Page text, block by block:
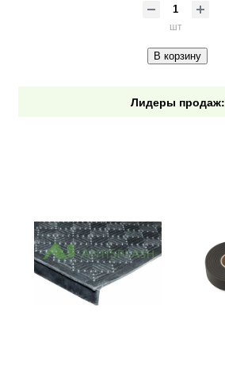
шт
В корзину
Лидеры продаж: